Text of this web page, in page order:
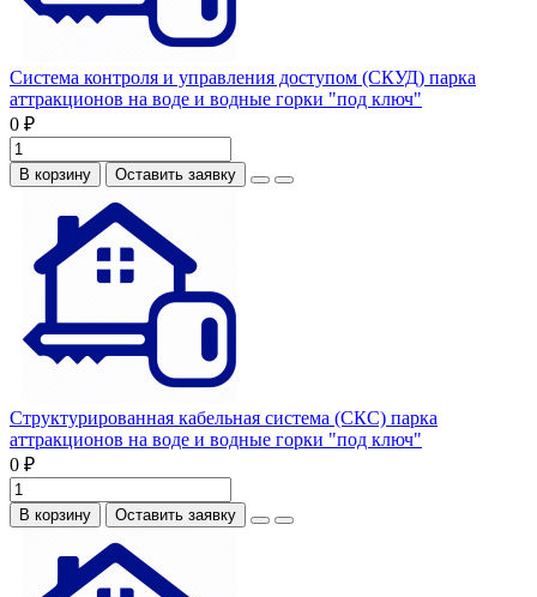
Система контроля и управления доступом (СКУД) парка
аттракционов на воде и водные горки "под ключ"
0 ₽
В корзину Оставить заявку
Структурированная кабельная система (СКС) парка
аттракционов на воде и водные горки "под ключ"
0 ₽
В корзину Оставить заявку